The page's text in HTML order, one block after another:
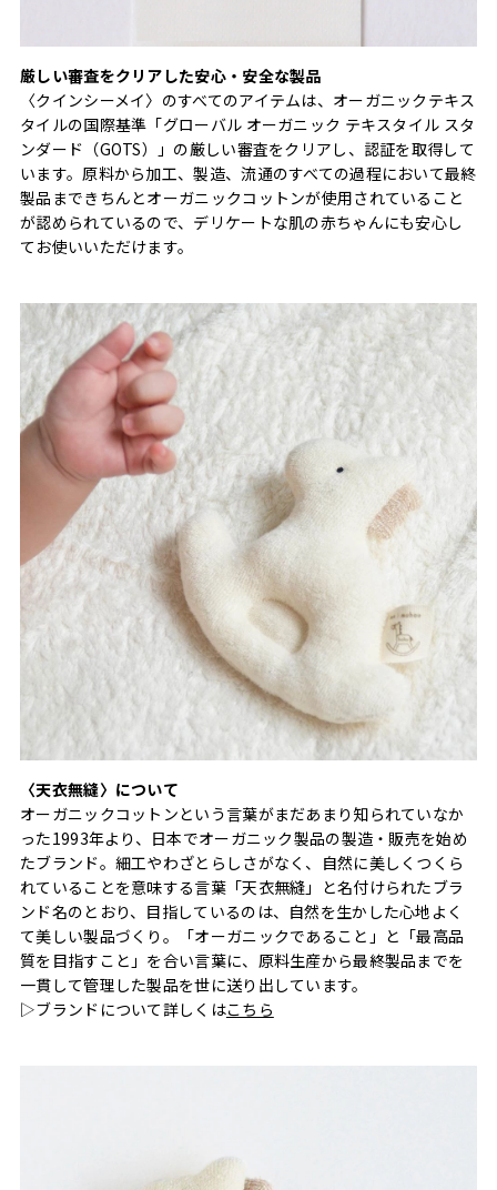
厳しい審査をクリアした安心・安全な製品
〈クインシーメイ〉のすべてのアイテムは、オーガニックテキス
タイルの国際基準「グローバル オーガニック テキスタイル スタ
ンダード（GOTS）」の厳しい審査をクリアし、認証を取得して
います。原料から加工、製造、流通のすべての過程において最終
製品まできちんとオーガニックコットンが使用されていること
が認められているので、デリケートな肌の赤ちゃんにも安心し
てお使いいただけます。
〈天衣無縫〉について
オーガニックコットンという言葉がまだあまり知られていなか
った1993年より、日本でオーガニック製品の製造・販売を始め
たブランド。細工やわざとらしさがなく、自然に美しくつくら
れていることを意味する言葉「天衣無縫」と名付けられたブラ
ンド名のとおり、目指しているのは、自然を生かした心地よく
て美しい製品づくり。「オーガニックであること」と「最高品
質を目指すこと」を合い言葉に、原料生産から最終製品までを
一貫して管理した製品を世に送り出しています。
▷ブランドについて詳しくはこちら